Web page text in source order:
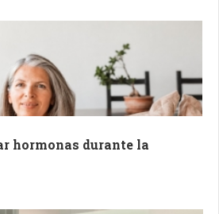
hormonas durante la